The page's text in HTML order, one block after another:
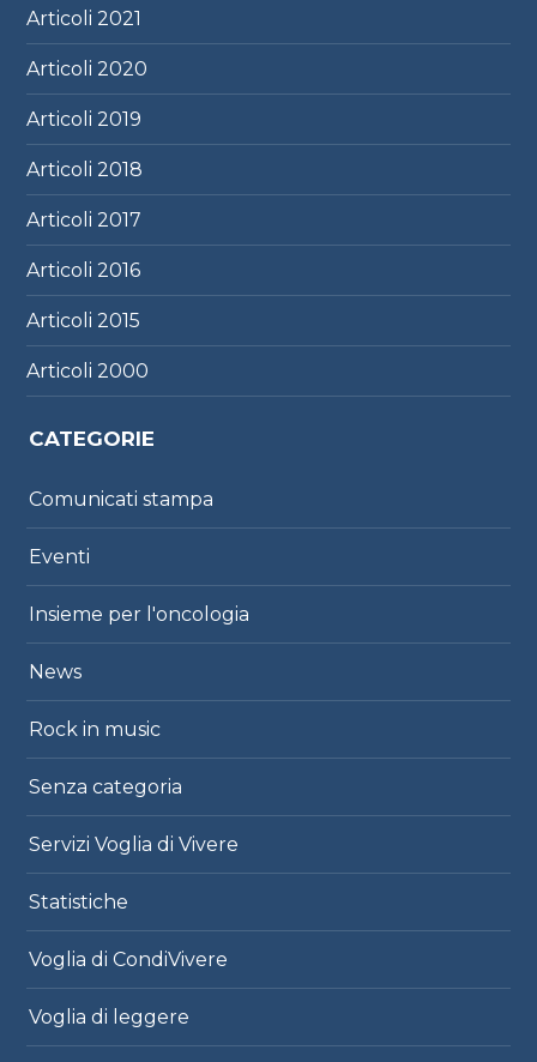
Articoli2021
Articoli2020
Articoli2019
Articoli2018
Articoli2017
Articoli2016
Articoli2015
Articoli2000
CATEGORIE
Comunicati stampa
Eventi
Insieme per l'oncologia
News
Rock in music
Senza categoria
Servizi Voglia di Vivere
Statistiche
Voglia di CondiVivere
Voglia di leggere